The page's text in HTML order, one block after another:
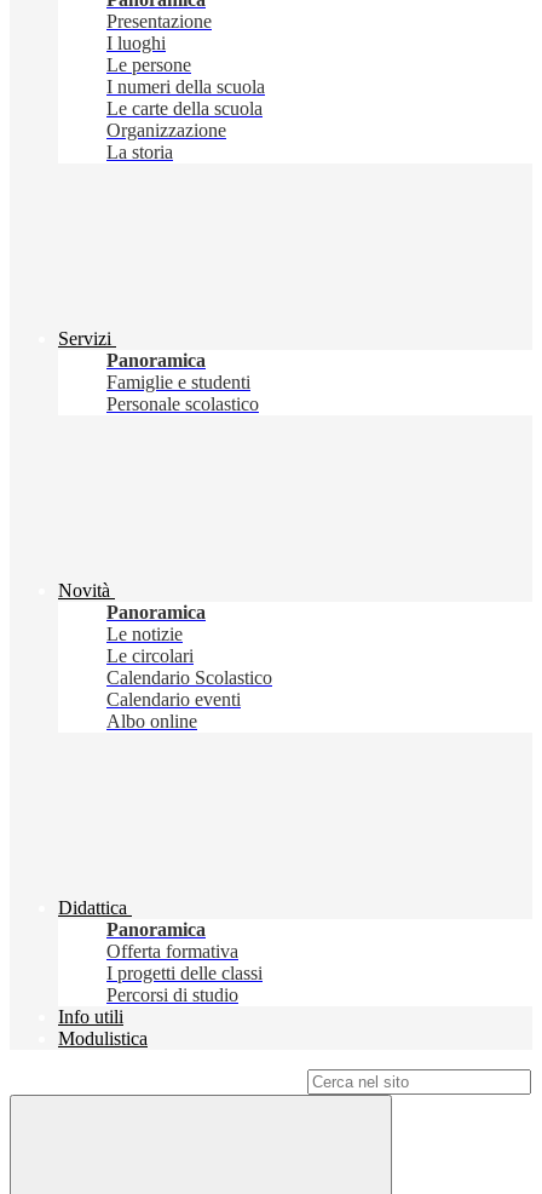
Presentazione
I luoghi
Le persone
I numeri della scuola
Le carte della scuola
Organizzazione
La storia
Servizi
Panoramica
Famiglie e studenti
Personale scolastico
Novità
Panoramica
Le notizie
Le circolari
Calendario Scolastico
Calendario eventi
Albo online
Didattica
Panoramica
Offerta formativa
I progetti delle classi
Percorsi di studio
Info utili
Modulistica